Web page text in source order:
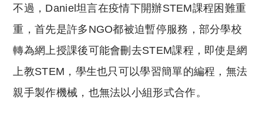
不過，Daniel坦言在疫情下開辦STEM課程困難重
重，首先是許多NGO都被迫暫停服務，部分學校
轉為網上授課後可能會刪去STEM課程，即使是網
上教STEM，學生也只可以學習簡單的編程，無法
親手製作機械，也無法以小組形式合作。